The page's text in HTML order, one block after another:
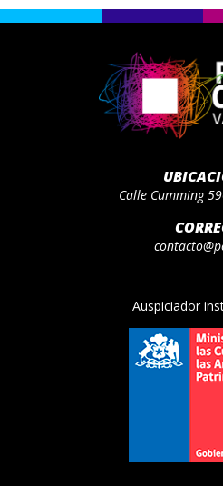
Calle Cumming
Auspiciador